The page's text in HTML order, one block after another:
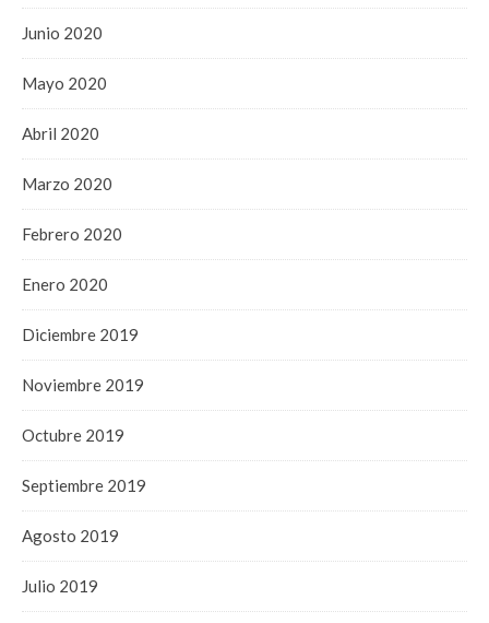
Junio 2020
Mayo 2020
Abril 2020
Marzo 2020
Febrero 2020
Enero 2020
Diciembre 2019
Noviembre 2019
Octubre 2019
Septiembre 2019
Agosto 2019
Julio 2019